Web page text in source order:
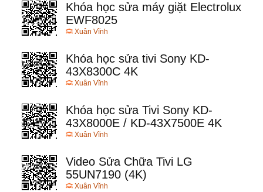
Khóa học sửa máy giặt Electrolux
EWF8025
Xuân Vĩnh
Khóa học sửa tivi Sony KD-
43X8300C 4K
Xuân Vĩnh
Khóa học sửa Tivi Sony KD-
43X8000E / KD-43X7500E 4K
Xuân Vĩnh
Video Sửa Chữa Tivi LG
55UN7190 (4K)
Xuân Vĩnh